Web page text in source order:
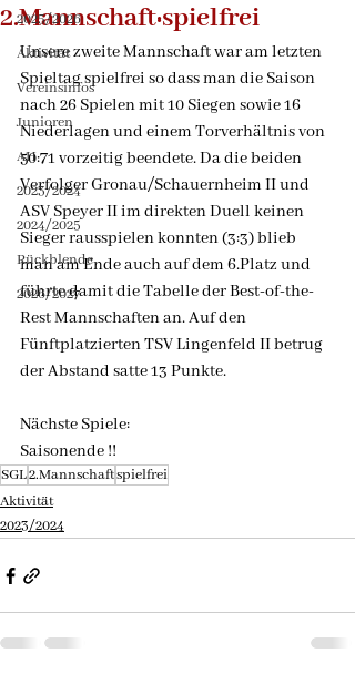
2025/2026
Aktivität
Vereinsinfos
Junioren
AH
2023/2024
2024/2025
Rückblende
2026/2027
2.Mannschaft:spielfrei
Unsere zweite Mannschaft war am letzten
Spieltag spielfrei so dass man die Saison
nach 26 Spielen mit 10 Siegen sowie 16
Niederlagen und einem Torverhältnis von
50:71 vorzeitig beendete. Da die beiden
Verfolger Gronau/Schauernheim II und
ASV Speyer II im direkten Duell keinen
Sieger rausspielen konnten (3:3) blieb
man am Ende auch auf dem 6.Platz und
führte damit die Tabelle der Best-of-the-
Rest Mannschaften an. Auf den
Fünftplatzierten TSV Lingenfeld II betrug
der Abstand satte 13 Punkte.
Nächste Spiele:
Saisonende !!
SGL2.Mannschaftspielfrei
Aktivität
2023/2024